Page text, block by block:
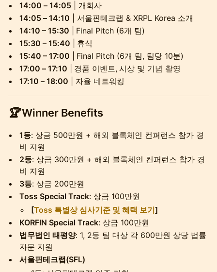
14:00 – 14:05 | 개회사
14:05 – 14:10 | 서울핀테크랩 & XRPL Korea 소개
14:10 – 15:30
Final Pitch (6개 팀)
15:30 – 15:40
휴식
15:40 – 17:00
Final Pitch (6개 팀, 팀당 10분)
17:00 – 17:10
경품 이벤트, 시상 및 기념 촬영
17:10 – 18:00 | 자율 네트워킹
🏆Winner Benefits
1등: 상금 500만원 + 해외 블록체인 컨퍼런스 참가 경
비 지원
2등: 상금 300만원 + 해외 블록체인 컨퍼런스 참가 경
비 지원
3등: 상금 200만원
Toss Special Track: 상금 100만원
[Toss 특별상 심사기준 및 혜택 보기]
KORFIN Special Track: 상금 100만원
법무법인 태평양: 1, 2등 팀 대상 각 600만원 상당 법률
자문 지원
서울핀테크랩(SFL)